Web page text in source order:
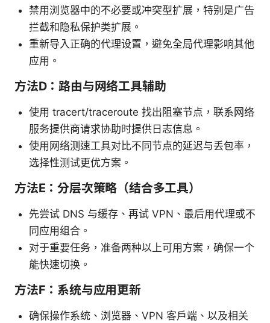
禁用浏览器中的不必要或冲突型扩展，特别是广告
拦截和隐私保护类扩展。
重新导入正确的代理设置，避免全局代理影响其他
应用。
方法D：路由与网络工具辅助
使用 tracert/traceroute 找出阻塞节点，联系网络
服务提供商请求协助时提供日志信息。
使用网络测速工具对比不同节点的延迟与丢包率，
选择性测试更优方案。
方法E：分层次策略（结合多工具）
先尝试 DNS 与缓存、再试 VPN、最后用代理或不
同应用组合。
对于重要任务，准备两种以上可用方案，确保一个
能快速切换。
方法F：系统与应用更新
确保操作系统、浏览器、VPN 客户端、以及相关